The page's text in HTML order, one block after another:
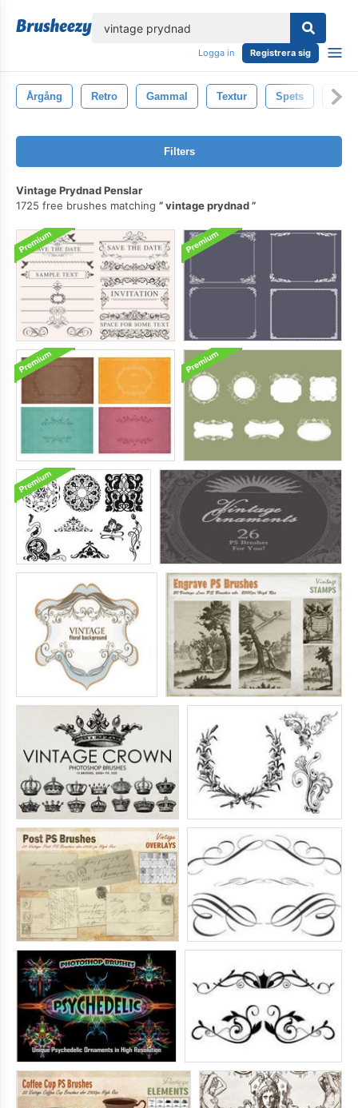
Logga in Registrera sig
Årgång Retro Gammal Textur Spets
Filters
Vintage Prydnad Penslar
1725 free brushes matching
vintage prydnad